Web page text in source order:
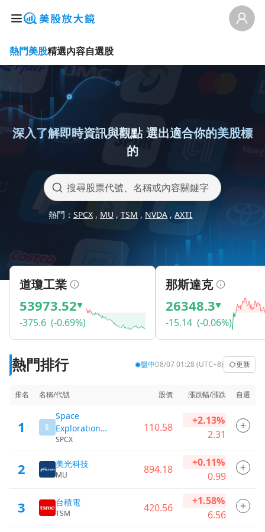
熱門美股精選內容自選股
深入了解即時資訊與觀點 選出適合你的美股標
的
熱門： SPCX , MU , TSM , NVDA , AXTI
道瓊工業
53973.52
-375.6 (-0.69%)
那斯達克
26348.3
-15.14 (-0.06%)
熱門排行 盤中08/07 01:28 (UTC+8) 更新
排名 名稱/代號 股價 漲跌幅/漲跌 自選
1 S
Space
Exploration
Technologies
SPCX
110.58
+2.13%
2.31
2 美光科技
MU 894.18
+0.11%
0.99
3 台積電
TSM 420.56
+1.58%
6.56